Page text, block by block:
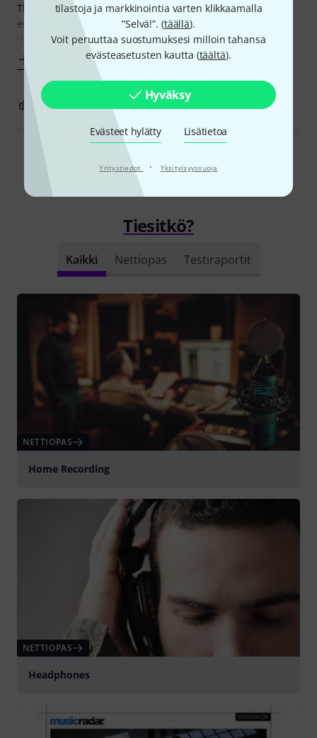
tilastoja ja markkinointia varten klikkaamalla
”Selvä!”. (täällä).
Voit peruuttaa suostumuksesi milloin tahansa
evästeasetusten kautta (täältä).
Hyväksy
Evästeet hylätty Lisätietoa
Yritystiedot · Yksityisyyssuoja
The magnet holding the headband is also not strong
enough and comes undone too often. Too bad I feel like
they almost nailed
Näytä enemmän
RAPORTOI ONGELMASTA
Lue kaikki arvostelut
Tiesitkö?
Kaikki Nettiopas Testiraportit
NETTIOPAS
Home Recording
NETTIOPAS
Headphones